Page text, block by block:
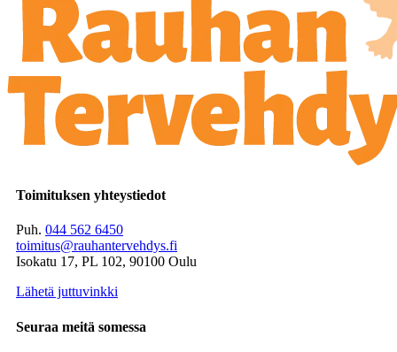
Toimituksen yhteystiedot
Puh. 044 562 6450
toimitus@rauhantervehdys.fi
Isokatu 17, PL 102, 90100 Oulu
Lähetä juttuvinkki
Seuraa meitä somessa